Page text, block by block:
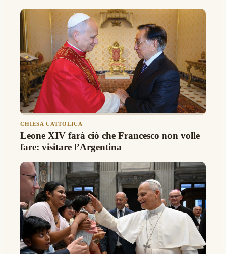
CHIESA CATTOLICA
Leone XIV farà ciò che Francesco non volle
fare: visitare l’Argentina